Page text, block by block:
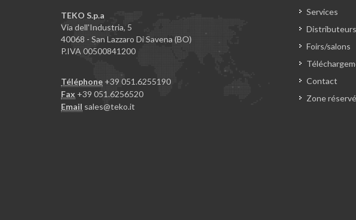
TEKO S.p.a
Via dell'Industria, 5
40068 - San Lazzaro Di Savena (BO)
P.IVA 00500841200
Téléphone +39 051.6255190
Fax +39 051.6256520
Email sales@teko.it
Services
Distributeurs
Foirs/salons
Contact
Zone